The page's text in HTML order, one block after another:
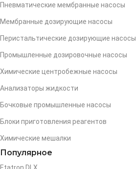
Пневматические мембранные насосы
Мембранные дозирующие насосы
Перистальтические дозирующие насосы
Промышленные дозировочные насосы
Химические центробежные насосы
Анализаторы жидкости
Бочковые промышленные насосы
Блоки приготовления реагентов
Химические мешалки
Популярное
Etatron DLX